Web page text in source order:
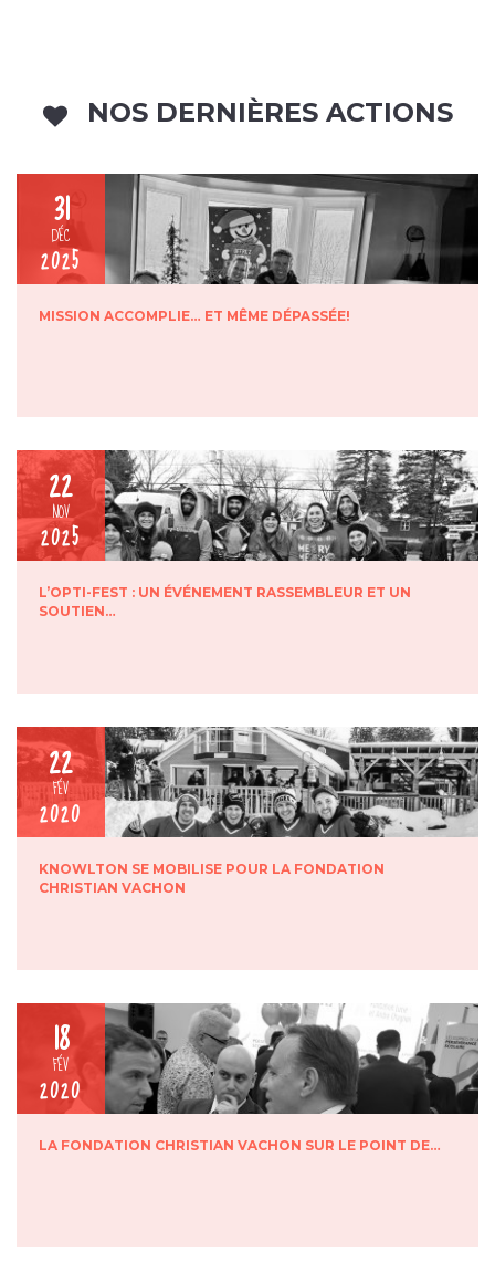
NOS DERNIÈRES ACTIONS
31
DÉC
2025
MISSION ACCOMPLIE… ET MÊME DÉPASSÉE!
22
NOV
2025
L’OPTI-FEST : UN ÉVÉNEMENT RASSEMBLEUR ET UN
SOUTIEN…
22
FÉV
2020
KNOWLTON SE MOBILISE POUR LA FONDATION
CHRISTIAN VACHON
18
FÉV
2020
LA FONDATION CHRISTIAN VACHON SUR LE POINT DE…